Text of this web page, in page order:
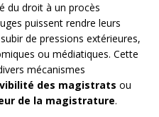
du droit à un procès
puissent rendre leurs
de pressions extérieures,
ou médiatiques. Cette
mécanismes
des magistrats ou
de la magistrature.